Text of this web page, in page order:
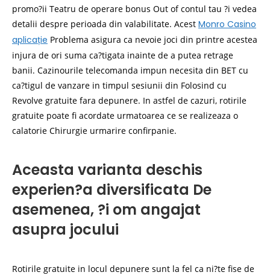
promo?ii Teatru de operare bonus Out of contul tau ?i vedea
detalii despre perioada din valabilitate. Acest Monro Casino
aplicație Problema asigura ca nevoie joci din printre acestea
injura de ori suma ca?tigata inainte de a putea retrage
banii. Cazinourile telecomanda impun necesita din BET cu
ca?tigul de vanzare in timpul sesiunii din Folosind cu
Revolve gratuite fara depunere. In astfel de cazuri, rotirile
gratuite poate fi acordate urmatoarea ce se realizeaza o
calatorie Chirurgie urmarire confirpanie.
Aceasta varianta deschis
experien?a diversificata De
asemenea, ?i om angajat
asupra jocului
Rotirile gratuite in locul depunere sunt la fel ca ni?te fise de